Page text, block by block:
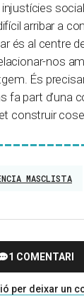
arribar a
és al centre
nos
És
fa part d’una
construir
MASCLISTA
1 COMENTARI
per deixar un